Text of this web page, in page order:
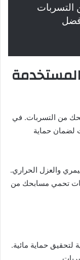
من التسربات. في
لضمان حماية
والعزل الحراري.
تحمي مسابحك من
لتحقيق حماية مائية.